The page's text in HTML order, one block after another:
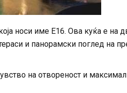
носи име Е16. Ова куќа е на
и панорамски поглед на
на отвореност и